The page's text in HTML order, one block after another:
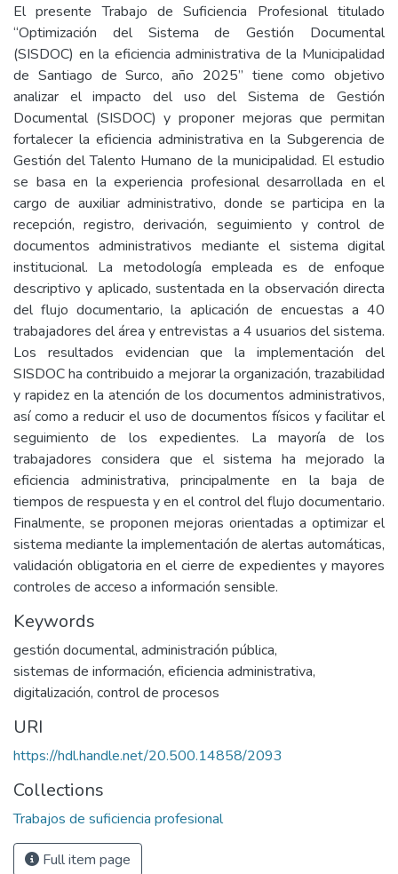
El presente Trabajo de Suficiencia Profesional titulado
“Optimización del Sistema de Gestión Documental
(SISDOC) en la eficiencia administrativa de la Municipalidad
de Santiago de Surco, año 2025” tiene como objetivo
analizar el impacto del uso del Sistema de Gestión
Documental (SISDOC) y proponer mejoras que permitan
fortalecer la eficiencia administrativa en la Subgerencia de
Gestión del Talento Humano de la municipalidad. El estudio
se basa en la experiencia profesional desarrollada en el
cargo de auxiliar administrativo, donde se participa en la
recepción, registro, derivación, seguimiento y control de
documentos administrativos mediante el sistema digital
institucional. La metodología empleada es de enfoque
descriptivo y aplicado, sustentada en la observación directa
del flujo documentario, la aplicación de encuestas a 40
trabajadores del área y entrevistas a 4 usuarios del sistema.
Los resultados evidencian que la implementación del
SISDOC ha contribuido a mejorar la organización, trazabilidad
y rapidez en la atención de los documentos administrativos,
así como a reducir el uso de documentos físicos y facilitar el
seguimiento de los expedientes. La mayoría de los
trabajadores considera que el sistema ha mejorado la
eficiencia administrativa, principalmente en la baja de
tiempos de respuesta y en el control del flujo documentario.
Finalmente, se proponen mejoras orientadas a optimizar el
sistema mediante la implementación de alertas automáticas,
validación obligatoria en el cierre de expedientes y mayores
controles de acceso a información sensible.
Keywords
gestión documental, administración pública,
sistemas de información, eficiencia administrativa,
digitalización, control de procesos
URI
https://hdl.handle.net/20.500.14858/2093
Collections
Trabajos de suficiencia profesional
Full item page